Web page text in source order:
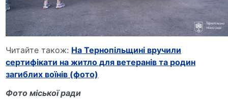
Читайте також: На Тернопільщині вручили
сертифікати на житло для ветеранів та родин
загиблих воїнів (фото)
Фото міської ради